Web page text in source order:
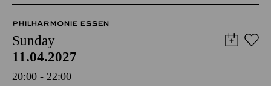
PHILHARMONIE ESSEN
Sunday
11.04.2027
20:00 - 22:00